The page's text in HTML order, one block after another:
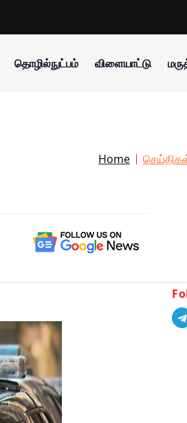
தொழில்நுட்பம் விளையாட்டு
Home